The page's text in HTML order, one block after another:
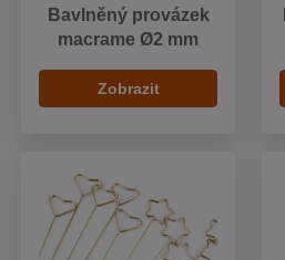
Bavlněný provázek
macrame Ø2 mm
Zobrazit